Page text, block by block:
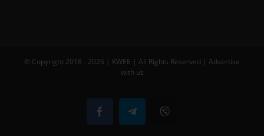
© Copyright 2018 - 2026 | KWEE | All Rights Reserved | Advertise
with us
FacebookTelegramViber